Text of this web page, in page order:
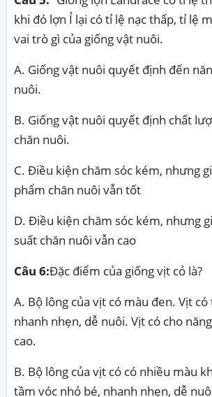
khi đó lợn Ỉ lại có tỉ lệ nạc thấp, tỉ lệ
vai trò gì của giống vật nuôi.
A. Giống vật nuôi quyết định đến
nuôi.
B. Giống vật nuôi quyết định chất
chăn nuôi.
C. Điều kiện chăm sóc kém, nhưng
phẩm chăn nuôi vẫn tốt
D. Điều kiện chăm sóc kém, nhưng
suất chăn nuôi vẫn cao
Câu 6:Đặc điểm của giống vịt cỏ là?
A. Bộ lông của vịt có màu đen. Vịt
nhanh nhẹn, dễ nuôi. Vịt có cho
cao.
B. Bộ lông của vịt có có nhiều màu
tầm vóc nhỏ bé, nhanh nhẹn, dễ